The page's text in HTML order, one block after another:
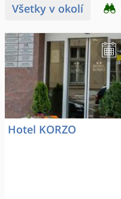
Všetky v okolí
Hotel KORZO